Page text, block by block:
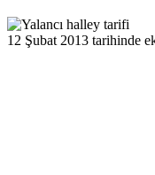
12 Şubat 2013 tarihinde